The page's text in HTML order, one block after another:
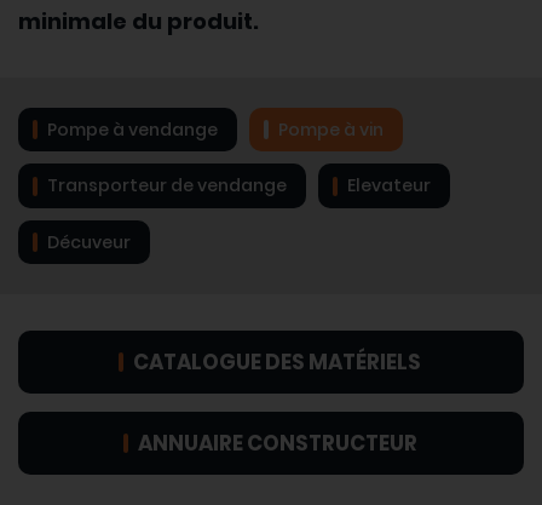
minimale du produit.
Pompe à vendange Pompe à vin
Transporteur de vendange Elevateur
Décuveur
CATALOGUE DES MATÉRIELS
ANNUAIRE CONSTRUCTEUR